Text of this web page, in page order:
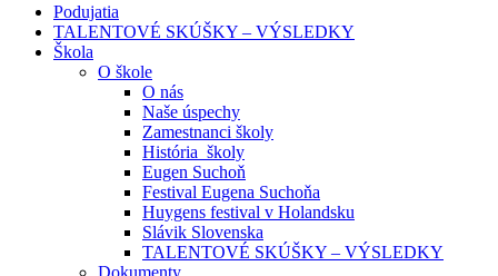
Podujatia
TALENTOVÉ SKÚŠKY – VÝSLEDKY
Škola
O škole
O nás
Naše úspechy
Zamestnanci školy
História školy
Eugen Suchoň
Festival Eugena Suchoňa
Huygens festival v Holandsku
Slávik Slovenska
TALENTOVÉ SKÚŠKY – VÝSLEDKY
Dokumenty